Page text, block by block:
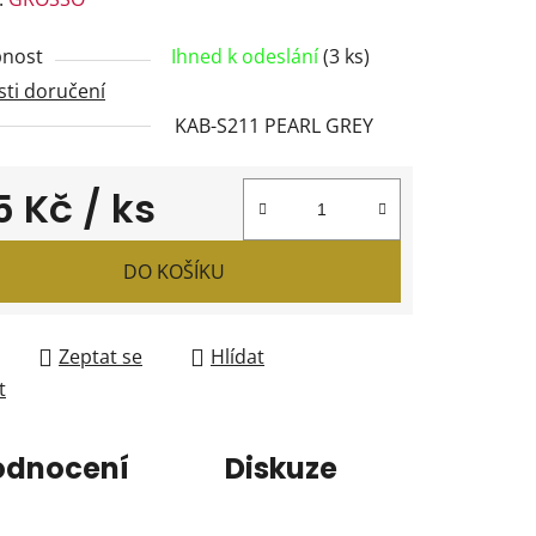
Ihned k odeslání(3 ks)
doručení
KAB-S211 PEARL GREY
Kč / ks
cena:
DO KOŠÍKU
Zeptat se
Hlídat
Diskuze